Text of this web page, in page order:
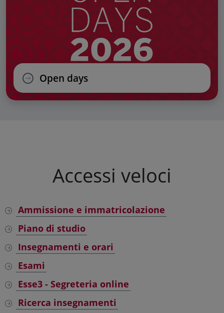
Open days
Accessi veloci
Ammissione e immatricolazione
Piano di studio
Insegnamenti e orari
Esami
Esse3 - Segreteria online
Ricerca insegnamenti